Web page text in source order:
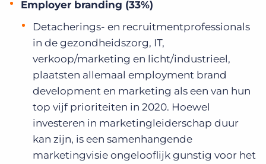
Employer branding (33%)
Detacherings- en recruitmentprofessionals
in de gezondheidszorg, IT,
verkoop/marketing en licht/industrieel,
plaatsten allemaal employment brand
development en marketing als een van hun
top vijf prioriteiten in 2020. Hoewel
investeren in marketingleiderschap duur
kan zijn, is een samenhangende
marketingvisie ongelooflijk gunstig voor het